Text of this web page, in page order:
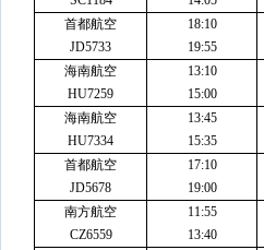
首都航空
JD5733
18:10
19:55
海南航空
HU7259
13:10
15:00
海南航空
HU7334
13:45
15:35
首都航空
JD5678
17:10
19:00
南方航空
CZ6559
11:55
13:40